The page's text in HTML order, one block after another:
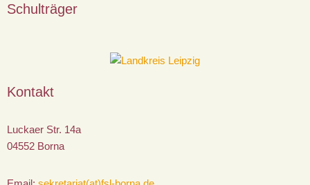
Schulträger
Kontakt
Luckaer Str. 14a
04552 Borna